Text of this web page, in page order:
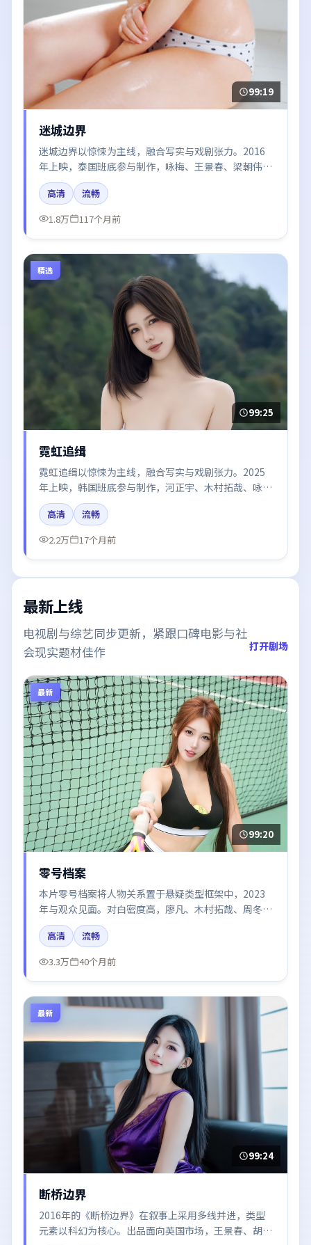
99:19
迷城边界
迷城边界以惊悚为主线，融合写实与戏剧张力。2016
年上映，泰国班底参与制作，咏梅、王景春、梁朝伟在
片中呈现细腻表演，影像风格统一，配乐与剪辑强化了
情绪曲线。
高清
流畅
1.8万
117个月前
精选
99:25
霓虹追缉
霓虹追缉以惊悚为主线，融合写实与戏剧张力。2025
年上映，韩国班底参与制作，河正宇、木村拓哉、咏
梅、梁朝伟、汤唯在片中呈现细腻表演，影像风格统
一，配乐与剪辑强化了情绪曲线。
高清
流畅
2.2万
17个月前
最新上线
电视剧与综艺同步更新，紧跟口碑电影与社
会现实题材佳作
打开剧场
最新
99:20
零号档案
本片零号档案将人物关系置于悬疑类型框架中，2023
年与观众见面。对白密度高，廖凡、木村拓哉、周冬
雨、倪妮、肖战的台词节奏值得关注；整体气质偏美国
都市与冷色调摄影。
高清
流畅
3.3万
40个月前
最新
99:24
断桥边界
2016年的《断桥边界》在叙事上采用多线并进，类型
元素以科幻为核心。出品面向英国市场，王景春、胡